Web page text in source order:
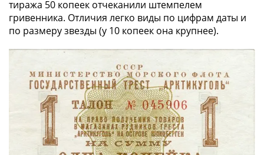
лоты
Другие
страны
Банкноты
тиража 50 копеек отчеканили штемпелем
гривенника. Отличия легко виды по цифрам даты и
по размеру звезды (у 10 копеек она крупнее).